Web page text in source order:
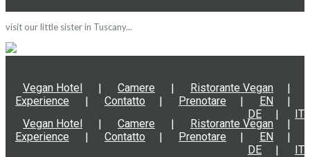
visit our little sister in Tuscany...
Vegan Hotel Camere
Ristorante Vegan
Experience
Contatto Prenotare
EN
DE
IT
Vegan Hotel Camere
Ristorante Vegan
Experience
Contatto Prenotare
EN
DE
IT